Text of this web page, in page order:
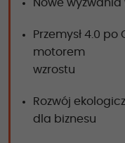
Nowe
Przemysł 4.0 po
motorem
wzrostu
Rozwój
dla biznesu